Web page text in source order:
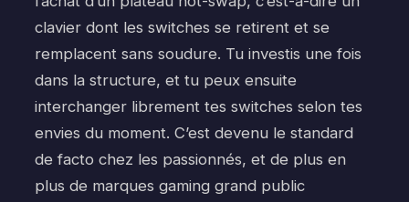
clavier dont les switches se retirent et se
remplacent sans soudure. Tu investis une fois
dans la structure, et tu peux ensuite
interchanger librement tes switches selon tes
envies du moment. C’est devenu le standard
de facto chez les passionnés, et de plus en
plus de marques gaming grand public